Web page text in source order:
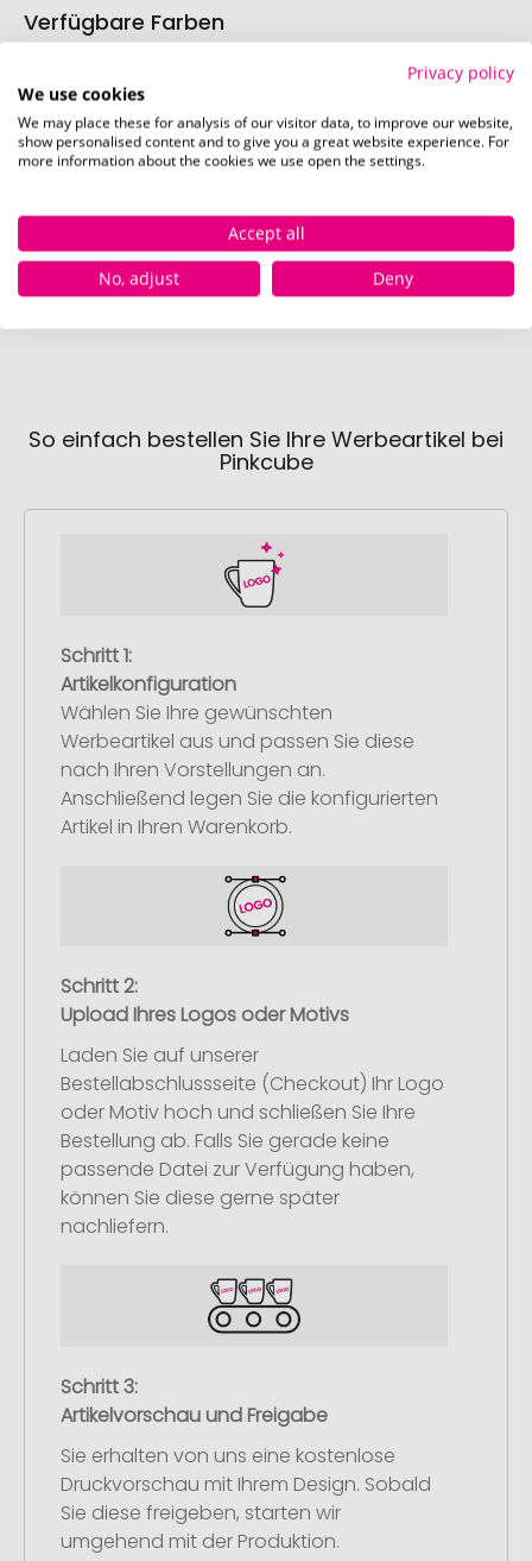
Verfügbare Farben
Sofort verfügbar
3763 Stück
Sofort verfügbar
5595 Stück
So einfach bestellen Sie Ihre Werbeartikel bei
Pinkcube
Schritt 1:
Artikelkonfiguration
Wählen Sie Ihre gewünschten
Werbeartikel aus und passen Sie diese
nach Ihren Vorstellungen an.
Anschließend legen Sie die konfigurierten
Artikel in Ihren Warenkorb.
Schritt 2:
Upload Ihres Logos oder Motivs
Laden Sie auf unserer
Bestellabschlussseite (Checkout) Ihr Logo
oder Motiv hoch und schließen Sie Ihre
Bestellung ab. Falls Sie gerade keine
passende Datei zur Verfügung haben,
können Sie diese gerne später
nachliefern.
Schritt 3:
Artikelvorschau und Freigabe
Sie erhalten von uns eine kostenlose
Druckvorschau mit Ihrem Design. Sobald
Sie diese freigeben, starten wir
umgehend mit der Produktion.
Privacy policy
We use cookies
We may place these for analysis of our visitor data, to improve our website,
show personalised content and to give you a great website experience. For
more information about the cookies we use open the settings.
Accept all
No, adjust
Deny